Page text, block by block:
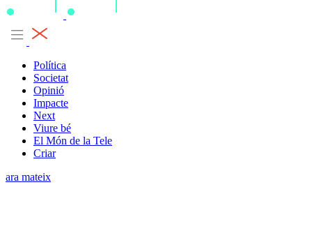
Política
Societat
Opinió
Impacte
Next
Viure bé
El Món de la Tele
Criar
ara mateix